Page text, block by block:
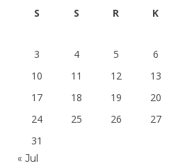
S
S R K
3
4 5 6
10
11 12 13
17
18 19 20
24
25 26 27
31
« Jul